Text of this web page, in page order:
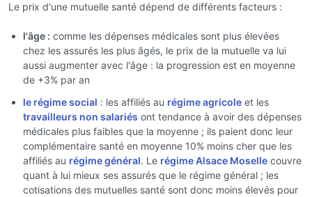
Le prix d'une mutuelle santé dépend de différents facteurs :
l'âge : comme les dépenses médicales sont plus élevées
chez les assurés les plus âgés, le prix de la mutuelle va lui
aussi augmenter avec l'âge : la progression est en moyenne
de +3% par an
le régime social : les affiliés au régime agricole et les
travailleurs non salariés ont tendance à avoir des dépenses
médicales plus faibles que la moyenne ; ils paient donc leur
complémentaire santé en moyenne 10% moins cher que les
affiliés au régime général. Le régime Alsace Moselle couvre
quant à lui mieux ses assurés que le régime général ; les
cotisations des mutuelles santé sont donc moins élevés pour